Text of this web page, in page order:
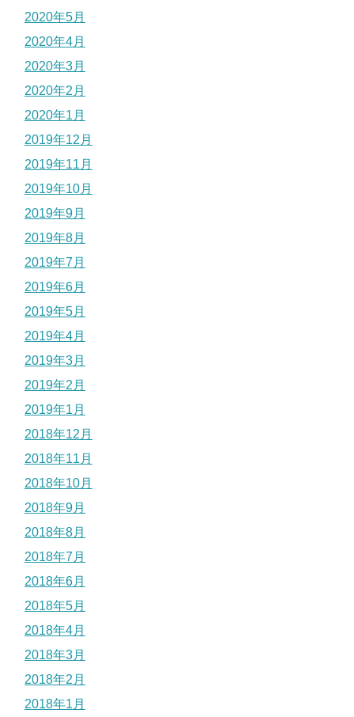
2020年5月
2020年4月
2020年3月
2020年2月
2020年1月
2019年12月
2019年11月
2019年10月
2019年9月
2019年8月
2019年7月
2019年6月
2019年5月
2019年4月
2019年3月
2019年2月
2019年1月
2018年12月
2018年11月
2018年10月
2018年9月
2018年8月
2018年7月
2018年6月
2018年5月
2018年4月
2018年3月
2018年2月
2018年1月